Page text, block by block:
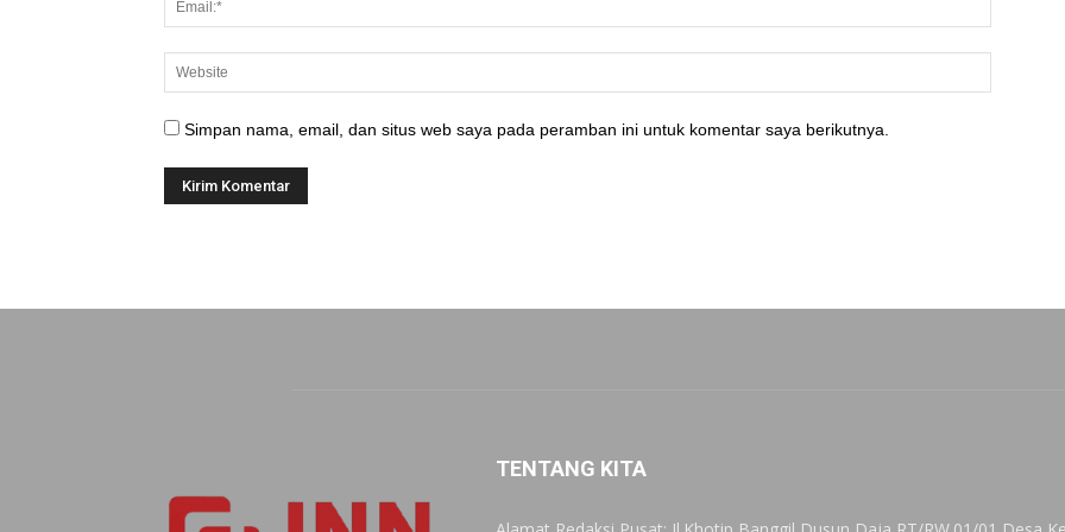
Simpan nama, email, dan situs web saya pada peramban ini untuk komentar saya berikutnya.
TENTANG KITA